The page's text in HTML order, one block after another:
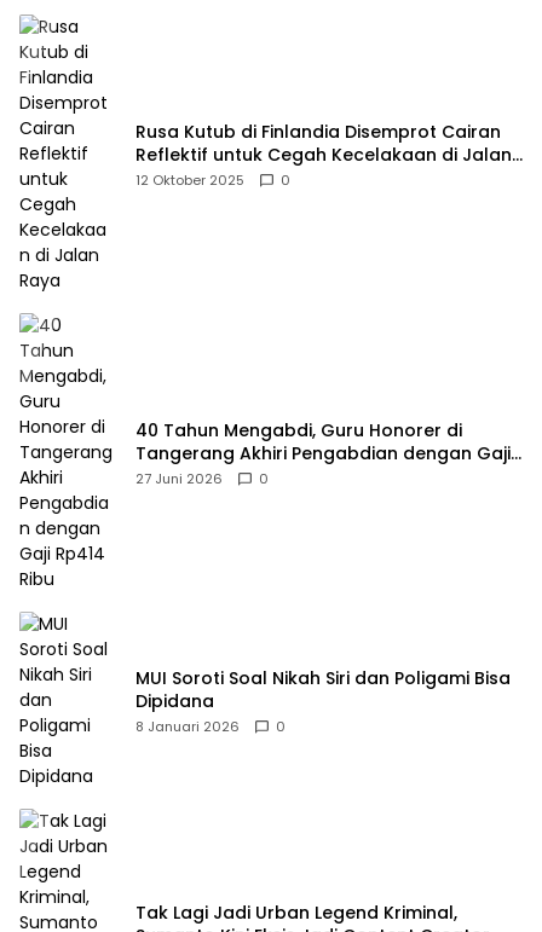
Rusa Kutub di Finlandia Disemprot Cairan
Reflektif untuk Cegah Kecelakaan di Jalan
Raya
12 Oktober 2025 0
40 Tahun Mengabdi, Guru Honorer di
Tangerang Akhiri Pengabdian dengan Gaji
Rp414 Ribu
27 Juni 2026 0
MUI Soroti Soal Nikah Siri dan Poligami Bisa
Dipidana
8 Januari 2026 0
Tak Lagi Jadi Urban Legend Kriminal,